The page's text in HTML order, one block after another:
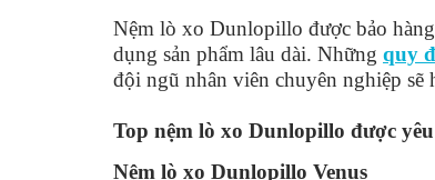
Nệm lò xo Dunlopillo được bảo
dụng sản phẩm lâu dài. Những quy
đội ngũ nhân viên chuyên nghiệp sẽ
Top nệm lò xo Dunlopillo được
Nệm lò xo Dunlopillo Venus